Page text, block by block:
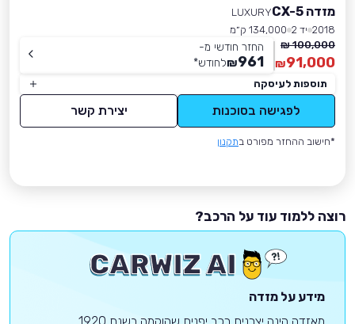
מזדה CX-5
LUXURY
2018 יד 2
134,000 ק״מ
100,000 ₪
91,000
₪
החזר חודשי מ-
961
₪לחודש*
תוספות לעיסקה
לפגישה בסוכנות יצירת קשר
*חישוב ההחזר מפורט בתקנון
רוצה ללמוד עוד על הרכב?
מידע על מזדה